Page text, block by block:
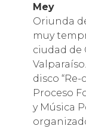
Mey
Oriunda
muy
ciudad de
disco
Proceso
y Música